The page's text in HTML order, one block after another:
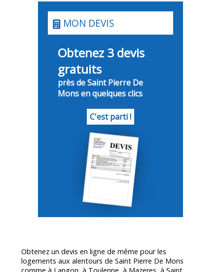
MON DEVIS
Obtenez 3 devis
gratuits
près de Saint Pierre De
Mons en quelques clics
C'est parti !
Obtenez un devis en ligne de même pour les
logements aux alentours de Saint Pierre De Mons